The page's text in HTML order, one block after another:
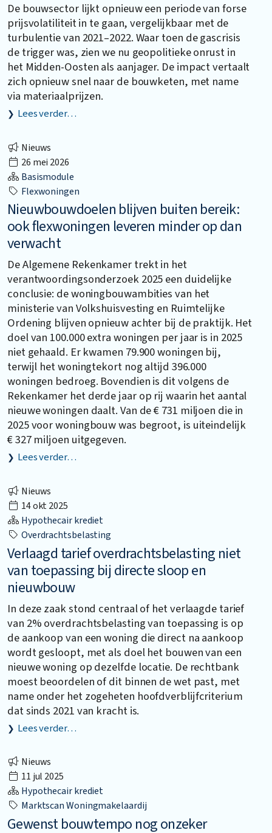
De bouwsector lijkt opnieuw een periode van forse
prijsvolatiliteit in te gaan, vergelijkbaar met de
turbulentie van 2021–2022. Waar toen de gascrisis
de trigger was, zien we nu geopolitieke onrust in
het Midden-Oosten als aanjager. De impact vertaalt
zich opnieuw snel naar de bouwketen, met name
via materiaalprijzen.
Lees verder…
Nieuws
26 mei 2026
Basismodule
Flexwoningen
Nieuwbouwdoelen blijven buiten bereik:
ook flexwoningen leveren minder op dan
verwacht
De Algemene Rekenkamer trekt in het
verantwoordingsonderzoek 2025 een duidelijke
conclusie: de woningbouwambities van het
ministerie van Volkshuisvesting en Ruimtelijke
Ordening blijven opnieuw achter bij de praktijk. Het
doel van 100.000 extra woningen per jaar is in 2025
niet gehaald. Er kwamen 79.900 woningen bij,
terwijl het woningtekort nog altijd 396.000
woningen bedroeg. Bovendien is dit volgens de
Rekenkamer het derde jaar op rij waarin het aantal
nieuwe woningen daalt. Van de € 731 miljoen die in
2025 voor woningbouw was begroot, is uiteindelijk
€ 327 miljoen uitgegeven.
Lees verder…
Nieuws
14 okt 2025
Hypothecair krediet
Overdrachtsbelasting
Verlaagd tarief overdrachtsbelasting niet
van toepassing bij directe sloop en
nieuwbouw
In deze zaak stond centraal of het verlaagde tarief
van 2% overdrachtsbelasting van toepassing is op
de aankoop van een woning die direct na aankoop
wordt gesloopt, met als doel het bouwen van een
nieuwe woning op dezelfde locatie. De rechtbank
moest beoordelen of dit binnen de wet past, met
name onder het zogeheten hoofdverblijfcriterium
dat sinds 2021 van kracht is.
Lees verder…
Nieuws
11 jul 2025
Hypothecair krediet
Marktscan Woningmakelaardij
Gewenst bouwtempo nog onzeker